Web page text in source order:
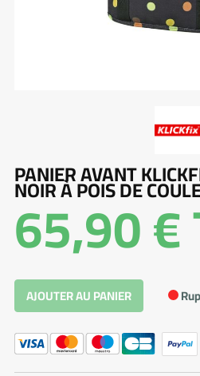
PANIER AVANT
NOIR À POIS DE
65,90 €
AJOUTER AU PANIER